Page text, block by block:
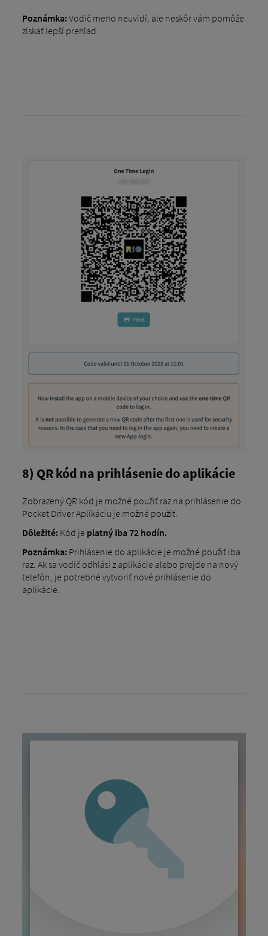
Poznámka:Vodič meno neuvidí, ale neskôr vám pomôže
získať lepší prehľad.
8) QR kód na prihlásenie do aplikácie
Zobrazený QR kód je možné použiť raz na prihlásenie do
Pocket Driver Aplikáciu je možné použiť.
Dôležité:Kód je platný iba 72 hodín.
Poznámka:Prihlásenie do aplikácie je možné použiť iba
raz. Ak sa vodič odhlási z aplikácie alebo prejde na nový
telefón, je potrebné vytvoriť nové prihlásenie do
aplikácie.